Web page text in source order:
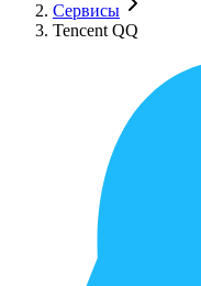
Сервисы
Tencent QQ